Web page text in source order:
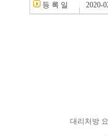
등 록 일
2020-
대리처방